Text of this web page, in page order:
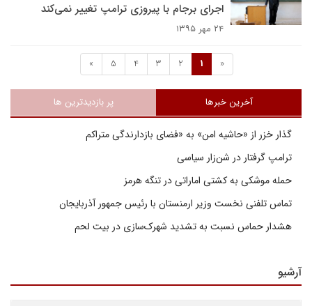
اجرای برجام با پیروزی ترامپ تغییر نمی‌کند
۲۴ مهر ۱۳۹۵
«
1
2
3
4
5
»
آخرین خبرها پر بازدیدترین ها
گذار خزر از «حاشیه امن» به «فضای بازدارندگی متراکم
ترامپ گرفتار در شن‌زار سیاسی
حمله موشکی به کشتی اماراتی در تنگه هرمز
تماس تلفنی نخست وزیر ارمنستان با رئیس جمهور آذربایجان
هشدار حماس نسبت به تشدید شهرک‌سازی در بیت‌ لحم
آرشیو